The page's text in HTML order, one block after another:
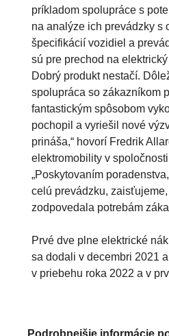
príkladom spolupráce s
na analýze ich prevádzky s
špecifikácií vozidiel a
sú pre prechod na
Dobrý produkt nestačí.
spolupráca so zákazníkom
fantastickým spôsobom
pochopil a vyriešil nové
prináša,“ hovorí Fredrik
elektromobility v
„Poskytovaním
celú prevádzku,
zodpovedala potrebám
Prvé dve plne elektrické
sa dodali v decembri 2021
v priebehu roka 2022 a v
Podrobnejšie informácie